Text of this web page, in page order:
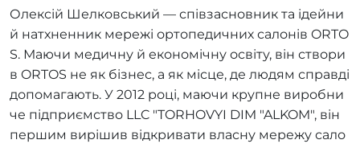
Олексій Шелковський — співзасновник та ідейни
й натхненник мережі ортопедичних салонів ORTO
S. Маючи медичну й економічну освіту, він створи
в ORTOS не як бізнес, а як місце, де людям справді
допомагають. У 2012 році, маючи крупне виробни
че підприємство LLC "TORHOVYI DIM "ALKOM", він
першим вирішив відкривати власну мережу сало